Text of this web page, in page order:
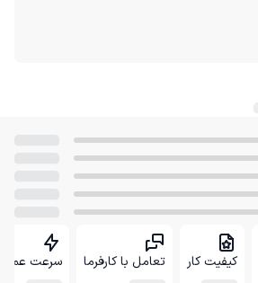
کیفیت کار تعامل با کارفرما سرعت عمل